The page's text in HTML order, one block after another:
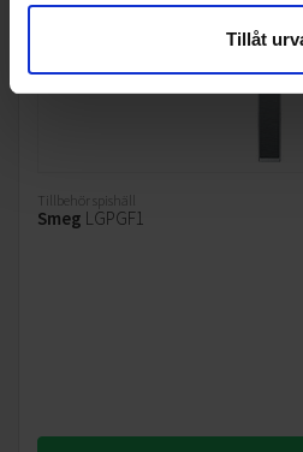
Tillåt
Tillbehör spishäll
Smeg LGPGF1